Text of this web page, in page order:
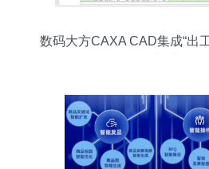
数码大方CAXA CAD集成“出